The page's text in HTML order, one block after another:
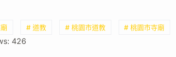
# 道教 # 桃園市道教 # 桃園市寺廟
426